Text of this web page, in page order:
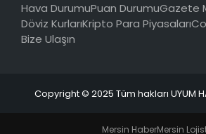
Hava DurumuPuan DurumuGazete
Döviz KurlarıKripto Para Piyasaları
Bize Ulaşın
Copyright © 2025 Tüm hakları UYUM
Mersin HaberMersin